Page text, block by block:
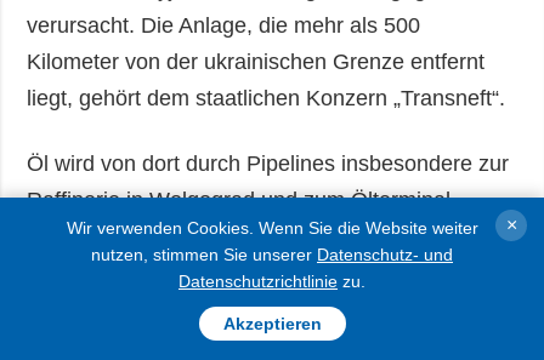
verursacht. Die Anlage, die mehr als 500
Kilometer von der ukrainischen Grenze entfernt
liegt, gehört dem staatlichen Konzern „Transneft“.
Öl wird von dort durch Pipelines insbesondere zur
Raffinerie in Wolgograd und zum Ölterminal
“Schesharis” im Schwarzmeerhafen Noworossijsk
weitertransportiert.
Zudem haben ukrainische Langstreckendrohnen
Wir verwenden Cookies. Wenn Sie die Website weiter
nutzen, stimmen Sie unserer Datenschutz- und
Datenschutzrichtlinie zu.
Akzeptieren
×